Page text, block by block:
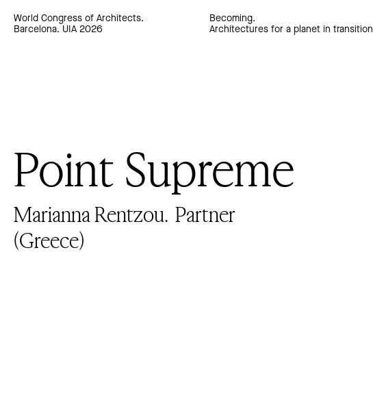
World Congress of Architects.
Barcelona. UIA 2026
Becoming.
Architectures for a planet in transition
Point Supreme
Marianna Rentzou. Partner
(Greece)